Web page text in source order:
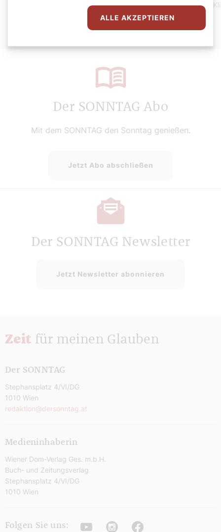
Niels
Der SONNTAG Abo
Mit dem SONNTAG den Sonntag genießen.
Jetzt Abo abschließen
Der SONNTAG Newsletter
Jetzt Newsletter abonnieren
Zeit für meinen Glauben
Der SONNTAG
Stephansplatz 4/VI/DG
1010 Wien
redaktion@dersonntag.at
Medieninhaberin
Wiener Dom-Verlag Ges. m.b.H.
Buch- und Zeitungsverlag
Stephansplatz 4/VI/DG
1010 Wien
Folgen Sie uns: YoutubeInstagramFacebook
ALLE AKZEPTIEREN